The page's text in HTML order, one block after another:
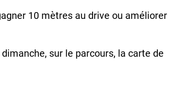
10 mètres au drive ou améliorer
sur le parcours, la carte de